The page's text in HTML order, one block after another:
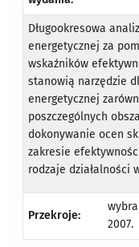
Długookresowa
energetycznej za
wskaźników
stanowią narzędzie
energetycznej
poszczególnych
dokonywanie ocen
zakresie
rodzaje działalności
Przekroje:
2007.